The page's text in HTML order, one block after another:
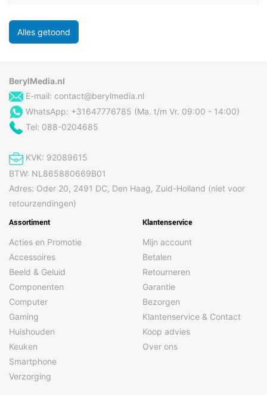
Alles getoond
BerylMedia.nl
E-mail: contact@berylmedia.nl
WhatsApp: +31647776785 (Ma. t/m Vr. 09:00 - 14:00)
Tel: 088-0204685
KVK: 92089615
BTW: NL865880669B01
Adres: Oder 20, 2491 DC, Den Haag, Zuid-Holland (niet voor
retourzendingen)
Assortiment
Acties en Promotie
Accessoires
Beeld & Geluid
Componenten
Computer
Gaming
Huishouden
Keuken
Smartphone
Verzorging
Klantenservice
Mijn account
Betalen
Retourneren
Garantie
Bezorgen
Klantenservice & Contact
Koop advies
Over ons